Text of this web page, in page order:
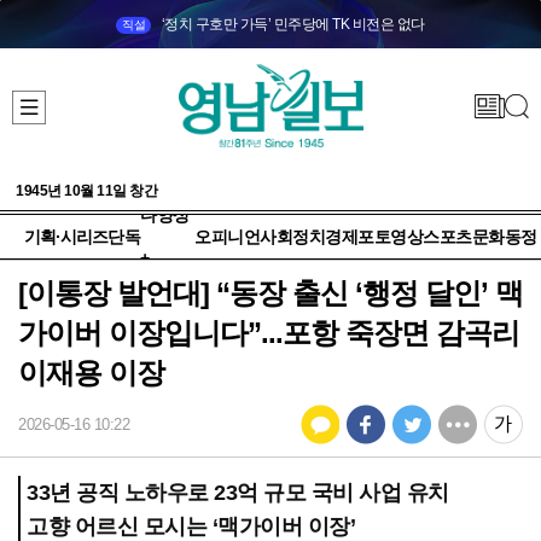
직설 ‘정치 구호만 가득’ 민주당에 TK 비전은 없다
1945년 10월 11일 창간
기획·시리즈단독
다양성
+
오피니언사회정치 경제 포토영상스포츠문화동정
[이통장 발언대] “동장 출신 ‘행정 달인’ 맥
가이버 이장입니다”...포항 죽장면 감곡리
이재용 이장
2026-05-16 10:22
33년 공직 노하우로 23억 규모 국비 사업 유치
고향 어르신 모시는 ‘맥가이버 이장’